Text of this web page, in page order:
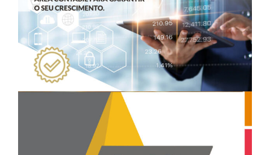
Ad3Plus – Apresentação com
linguagem amigável
Branding Destaque